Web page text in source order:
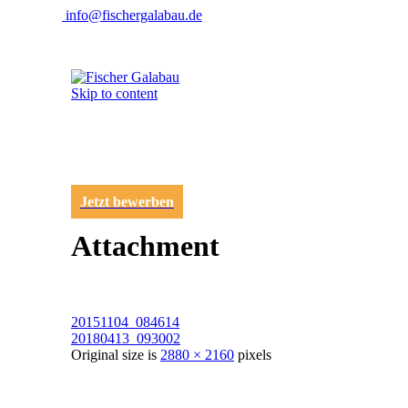
info@fischergalabau.de
Skip to content
Jetzt bewerben
Attachment
20151104_084614
20180413_093002
Original size is 2880 × 2160 pixels